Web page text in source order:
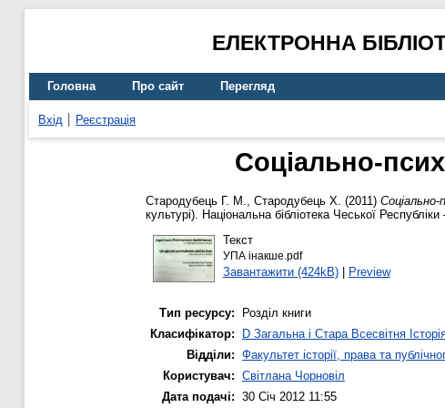
ЕЛЕКТРОННА
Головна Про сайт Перегляд
Вхід Реєстрація
Соціально-
Стародубець Г. М., Стародубець Х. (2011)
культурі). Національна бібліотека Чеської
Текст
УПА інакше.pdf
Завантажити (424kB)| Preview
Тип ресурсу:
Розділ книги
Класифікатор:
D Загальна і Стара Всесвітня
Відділи: Факультет історії, права та
Користувач: Світлана Чорновіл
Дата подачі: 30 Січ 2012 11:55